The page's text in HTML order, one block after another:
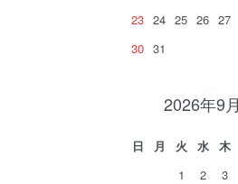
23 24 25 26 27
30 31
2026年9月
日 月 火 水 木
1
2 3